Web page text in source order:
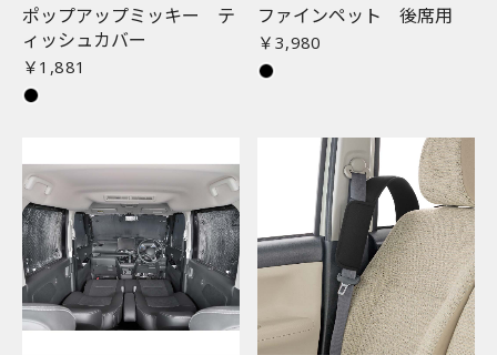
ポップアップミッキー テ
ィッシュカバー
￥1,881
ファインペット 後席用
￥3,980